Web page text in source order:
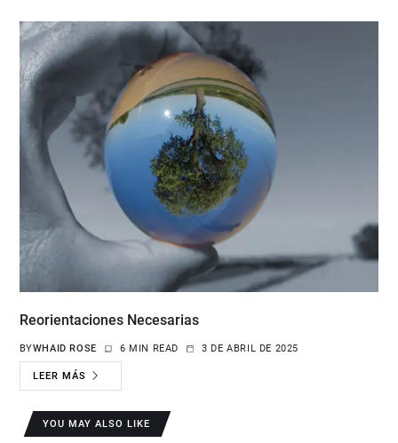
Reorientaciones Necesarias
BYWHAID ROSE 6 MIN READ 3 DE ABRIL DE 2025
LEER MÁS
YOU MAY ALSO LIKE